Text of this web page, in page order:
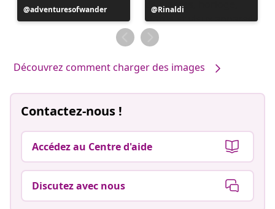
Publication
publiée
adventuresofwander
Publication
publiée
par
Rinaldi
Découvrez comment charger des images
Contactez-nous !
Accédez au Centre d'aide
Discutez avec nous